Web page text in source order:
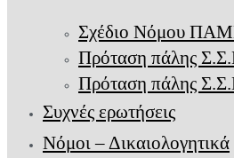
Σχέδιο Νόμου
Πρόταση πάλης
Πρόταση πάλης
Συχνές ερωτήσεις
Νόμοι – Δικαιολογητικά